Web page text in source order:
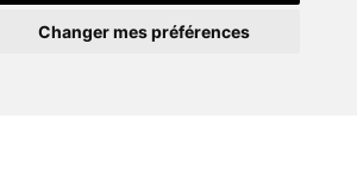
Changer mes préférences